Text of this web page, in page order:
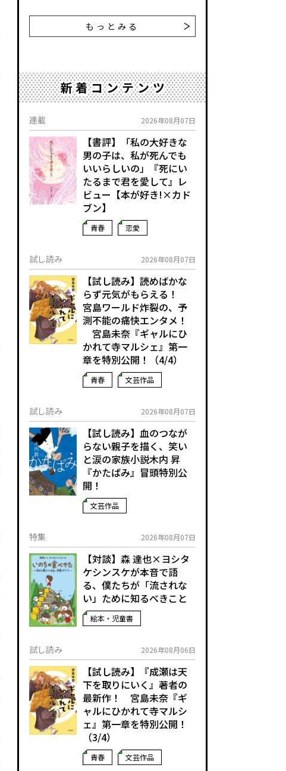
もっとみる
新着コンテンツ
連載 2026年08月07日
【書評】「私の大好きな
男の子は、私が死んでも
いいらしいの」――『死にい
たるまで君を愛して』レ
ビュー【本が好き!×カド
ブン】
青春 恋愛
試し読み 2026年08月07日
【試し読み】読めばかな
らず元気がもらえる！
宮島ワールド炸裂の、予
測不能の痛快エンタメ！
宮島未奈『ギャルにひ
かれて寺マルシェ』第一
章を特別公開！（4/4）
青春 文芸作品
試し読み 2026年08月07日
【試し読み】血のつなが
らない親子を描く、笑い
と涙の家族小説――木内 昇
『かたばみ』冒頭特別公
開！
文芸作品
特集 2026年08月07日
【対談】森 達也×ヨシタ
ケシンスケが本音で語
る、僕たちが「流されな
い」ために知るべきこと
絵本・児童書
試し読み 2026年08月06日
【試し読み】『成瀬は天
下を取りにいく』著者の
最新作！ 宮島未奈『ギ
ャルにひかれて寺マルシ
ェ』第一章を特別公開！
（3/4）
青春 文芸作品